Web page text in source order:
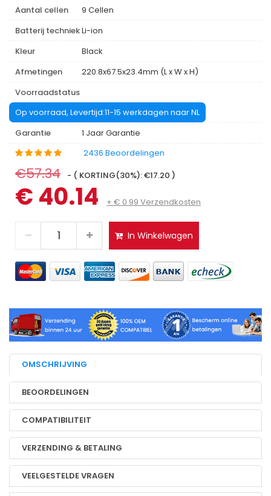
Aantal cellen
9 Cellen
Batterij techniekLi-ion
Kleur
Black
Afmetingen
220.8x67.5x23.4mm (L x W x H)
Voorraadstatus
Op voorraad, Levertijd:11-15 werkdagen naar NL
Garantie
1 Jaar Garantie
2436 Beoordelingen
€57.34 - ( KORTING(30%): €17.20 )
€ 40.14 + € 0.99 Verzendkosten
In Winkelwagen
OMSCHRIJVING
BEOORDELINGEN
COMPATIBILITEIT
VERZENDING & BETALING
VEELGESTELDE VRAGEN